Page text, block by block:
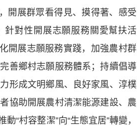
開展群眾看得見、摸得著、感受
針對性開展志願服務關愛幫扶活
開展志願服務實踐，加強農村群
善鄉村志願服務體系；持續倡導
形成文明鄉風、良好家風、淳樸
協助開展農村清潔能源建設、農
“村容整潔”向“生態宜居”轉變，